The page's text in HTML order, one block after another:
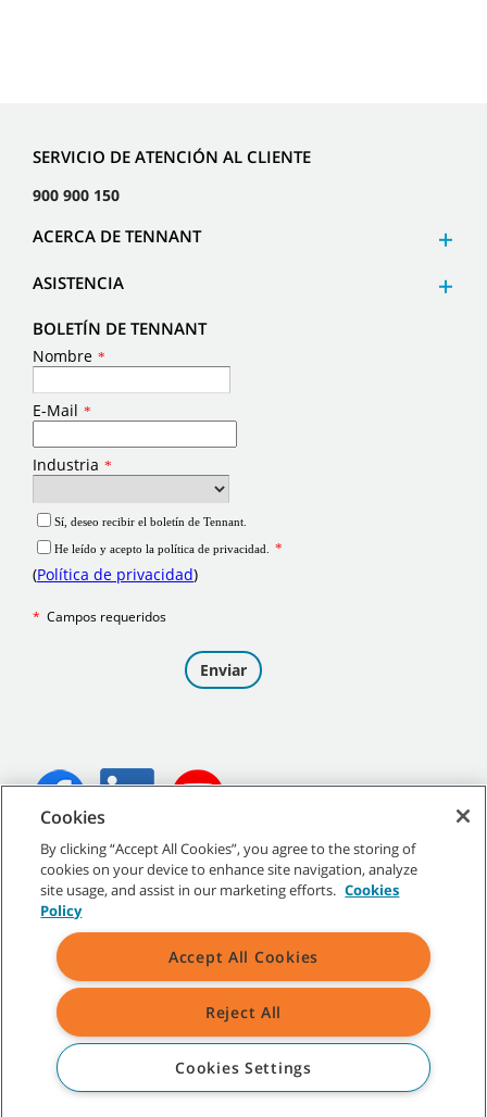
SERVICIO DE ATENCIÓN AL CLIENTE
900 900 150
ACERCA DE TENNANT
ASISTENCIA
BOLETÍN DE TENNANT
2026 Tennant Company. Todos los derechos reservados.
Mapa del sitio Políticas generales|Condiciones de uso
|
Condiciones de venta
Todas las marcas y logotipos Tennant indicados son propiedad de
Tennant Company y/o de sus empresas afiliadas o controladas.
Cookies
By clicking “Accept All Cookies”, you agree to the storing of
cookies on your device to enhance site navigation, analyze
site usage, and assist in our marketing efforts. Cookies
Policy
Accept All Cookies
Reject All
Cookies Settings